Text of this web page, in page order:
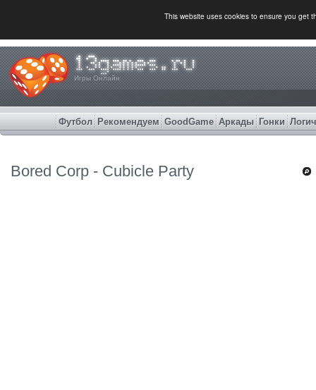
This website uses cookies to ensure you get
Игры Онлайн
Футбол Рекомендуем GoodGame Аркады Гонки
Bored Corp - Cubicle Party